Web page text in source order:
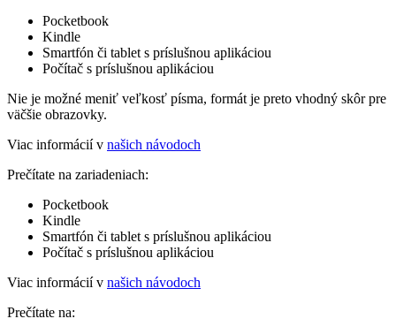
Pocketbook
Kindle
Smartfón či tablet s príslušnou aplikáciou
Počítač s príslušnou aplikáciou
Nie je možné meniť veľkosť písma, formát je preto vhodný skôr pre
väčšie obrazovky.
Viac informácií v našich návodoch
Prečítate na zariadeniach:
Pocketbook
Kindle
Smartfón či tablet s príslušnou aplikáciou
Počítač s príslušnou aplikáciou
Viac informácií v našich návodoch
Prečítate na: